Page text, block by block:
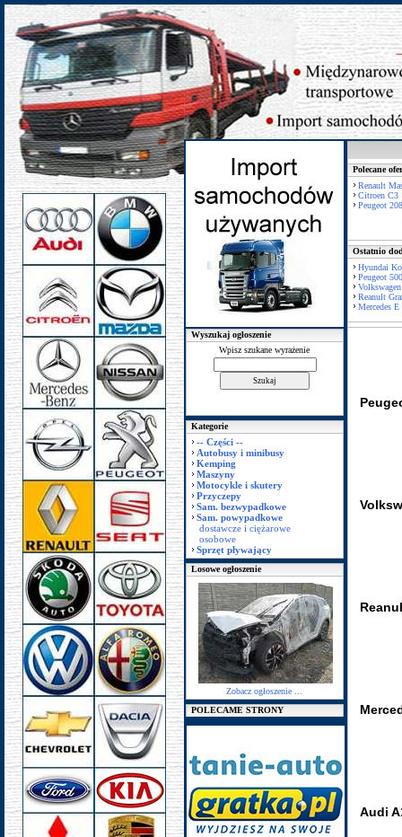
Wyszukaj ogłoszenie
Wpisz szukane wyrażenie
Kategorie
-- Części --
Autobusy i minibusy
Kemping
Maszyny
Motocykle i skutery
Przyczepy
Sam. bezwypadkowe
Sam. powypadkowe
dostawcze i ciężarowe
osobowe
Sprzęt pływający
Losowe ogłoszenie
Zobacz ogłoszenie ...
POLECAME STRONY
Polecane
Renault
Citroen C3
Peugeot 208
Ostatnio
Hyundai
Peugeot
Reanult
Mercedes E
Audi